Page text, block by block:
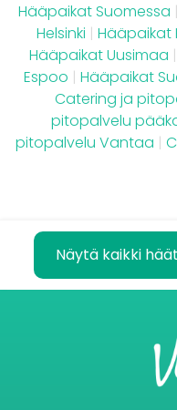
Hääpaikat Suomessa |
Helsinki | Hääpaikat
Hääpaikat Uusimaa |
Espoo | Hääpaikat
Catering ja
pitopalvelu
pitopalvelu Vantaa |
Näytä kaikki